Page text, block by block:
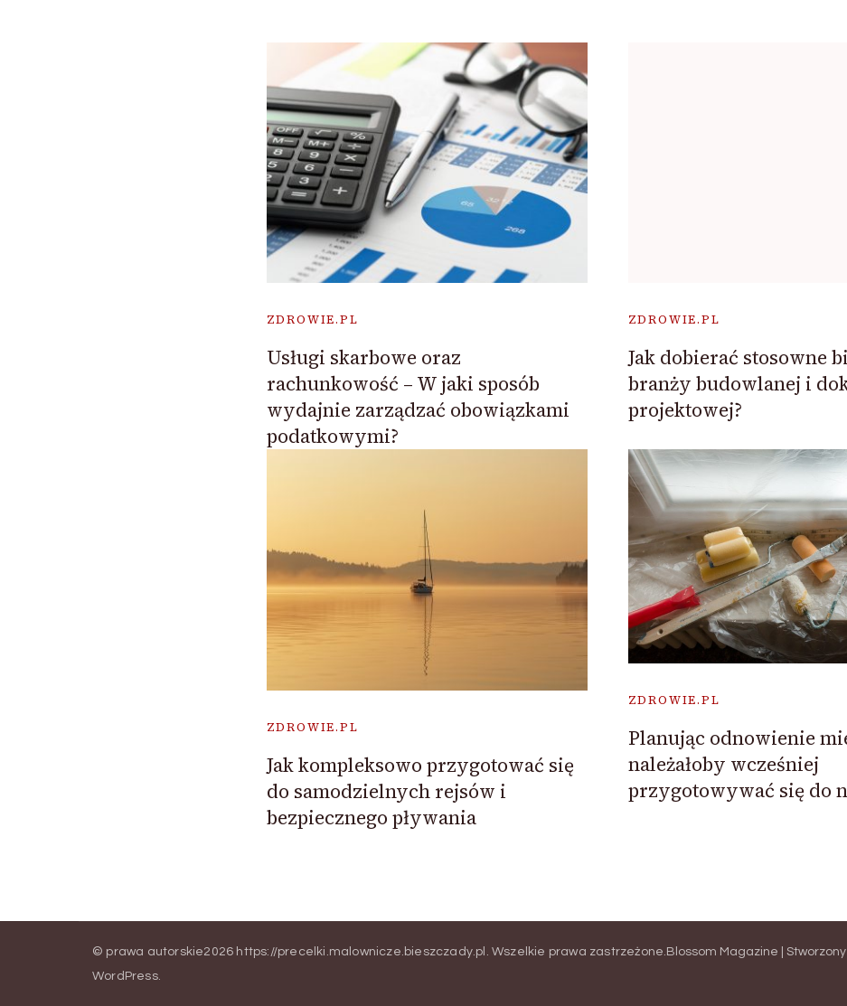
ZDROWIE.PL
Usługi skarbowe oraz
rachunkowość – W jaki sposób
wydajnie zarządzać obowiązkami
podatkowymi?
ZDROWIE.PL
Jak dobierać stosowne
branży budowlanej i
projektowej?
ZDROWIE.PL
Jak kompleksowo przygotować się
do samodzielnych rejsów i
bezpiecznego pływania
ZDROWIE.PL
Planując odnowienie
należałoby wcześniej
przygotowywać się do
© prawa autorskie2026 https://precelki.malownicze.bieszczady.pl . Wszelkie prawa zastrzeżone. Blossom Magazine |
WordPress.